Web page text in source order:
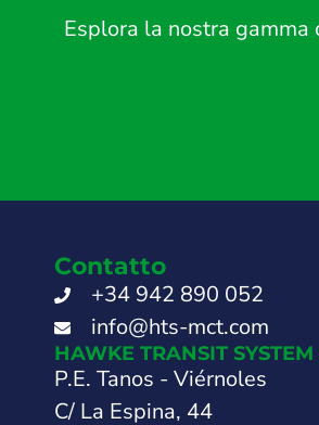
Esplora la nostra
Contatto
+34 942 890 052
info@hts-mct.com
HAWKE TRANSIT SYSTEM
P.E. Tanos - Viérnoles
C/ La Espina, 44